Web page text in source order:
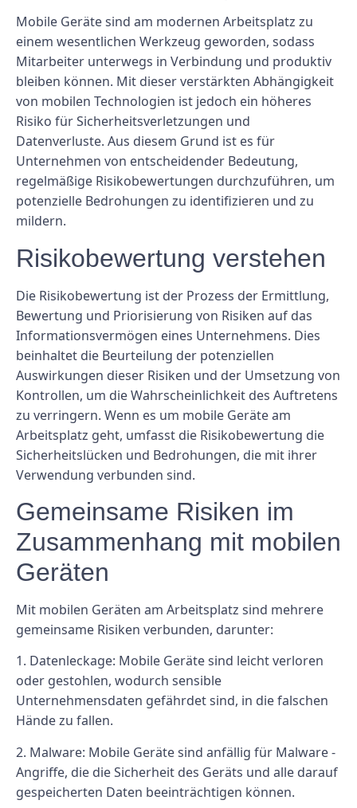
Mobile Geräte sind am modernen Arbeitsplatz zu
einem wesentlichen Werkzeug geworden, sodass
Mitarbeiter unterwegs in Verbindung und produktiv
bleiben können. Mit dieser verstärkten Abhängigkeit
von mobilen Technologien ist jedoch ein höheres
Risiko für Sicherheitsverletzungen und
Datenverluste. Aus diesem Grund ist es für
Unternehmen von entscheidender Bedeutung,
regelmäßige Risikobewertungen durchzuführen, um
potenzielle Bedrohungen zu identifizieren und zu
mildern.
Risikobewertung verstehen
Die Risikobewertung ist der Prozess der Ermittlung,
Bewertung und Priorisierung von Risiken auf das
Informationsvermögen eines Unternehmens. Dies
beinhaltet die Beurteilung der potenziellen
Auswirkungen dieser Risiken und der Umsetzung von
Kontrollen, um die Wahrscheinlichkeit des Auftretens
zu verringern. Wenn es um mobile Geräte am
Arbeitsplatz geht, umfasst die Risikobewertung die
Sicherheitslücken und Bedrohungen, die mit ihrer
Verwendung verbunden sind.
Gemeinsame Risiken im
Zusammenhang mit mobilen
Geräten
Mit mobilen Geräten am Arbeitsplatz sind mehrere
gemeinsame Risiken verbunden, darunter:
1. Datenleckage: Mobile Geräte sind leicht verloren
oder gestohlen, wodurch sensible
Unternehmensdaten gefährdet sind, in die falschen
Hände zu fallen.
2. Malware: Mobile Geräte sind anfällig für Malware -
Angriffe, die die Sicherheit des Geräts und alle darauf
gespeicherten Daten beeinträchtigen können.